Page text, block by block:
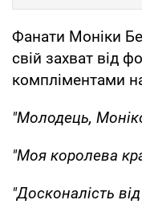
Фанати Моніки
свій захват від
компліментами
"Молодець,
"Моя королева
"Досконалість